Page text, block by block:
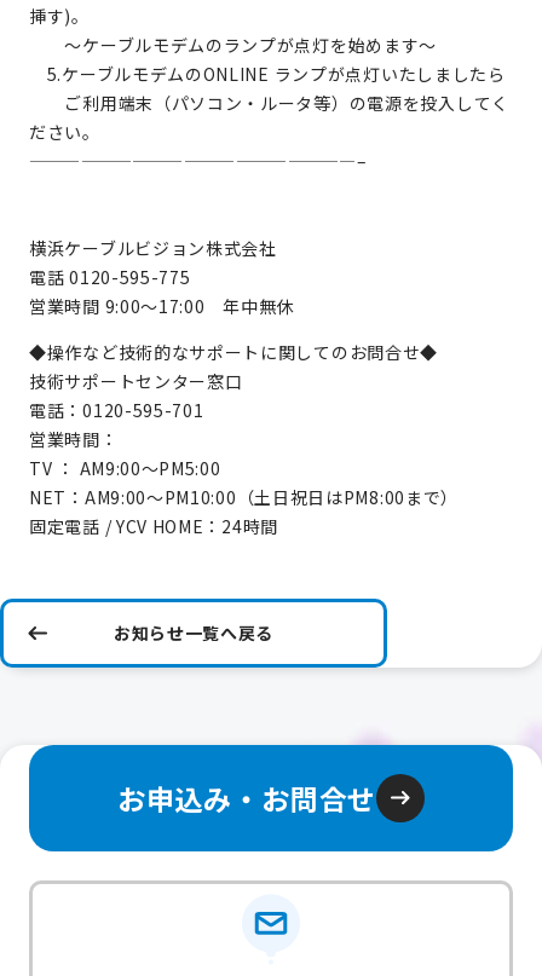
挿す)。
～ケーブルモデムのランプが点灯を始めます～
5.ケーブルモデムのONLINE ランプが点灯いたしましたら
ご利用端末（パソコン・ルータ等）の電源を投入してく
ださい。
———————————————————–
横浜ケーブルビジョン株式会社
電話 0120-595-775
営業時間 9:00～17:00 年中無休
◆操作など技術的なサポートに関してのお問合せ◆
技術サポートセンター窓口
電話：0120-595-701
営業時間：
TV ： AM9:00～PM5:00
NET：AM9:00～PM10:00（土日祝日はPM8:00まで）
固定電話 / YCV HOME：24時間
お知らせ一覧へ戻る
お申込み・お問合せ